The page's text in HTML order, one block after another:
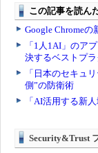
Security&Trust